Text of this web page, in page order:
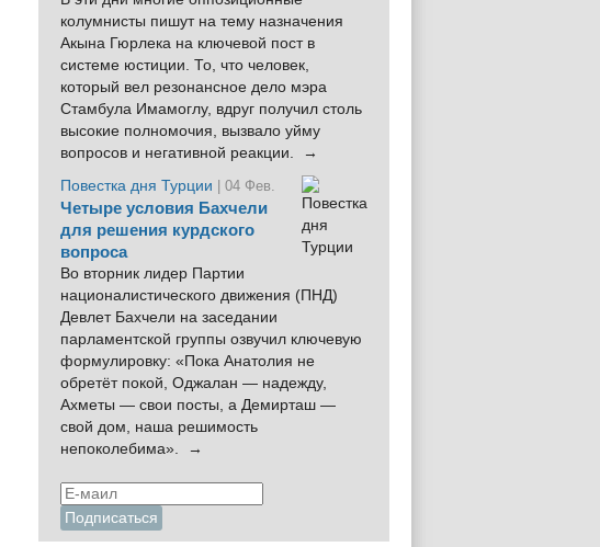
колумнисты пишут на тему назначения
Акына Гюрлека на ключевой пост в
системе юстиции. То, что человек,
который вел резонансное дело мэра
Стамбула Имамоглу, вдруг получил столь
высокие полномочия, вызвало уйму
вопросов и негативной реакции. →
Повестка дня Турции
| 04 Фев.
Четыре условия Бахчели
для решения курдского
вопроса
Во вторник лидер Партии
националистического движения (ПНД)
Девлет Бахчели на заседании
парламентской группы озвучил ключевую
формулировку: «Пока Анатолия не
обретёт покой, Оджалан — надежду,
Ахметы — свои посты, а Демирташ —
свой дом, наша решимость
непоколебима». →